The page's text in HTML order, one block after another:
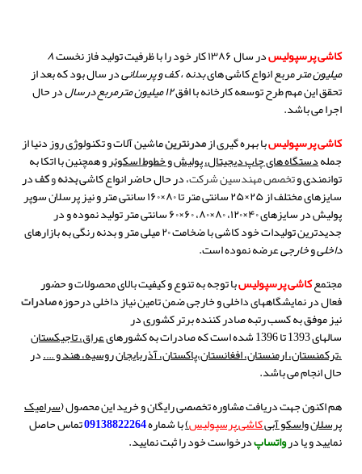
کاشی پرسپولیسدر سال ۱۳۸۶ کار خود را با ظرفیت تولید فاز نخست ۸
میلیون مترمربع انواع کاشی هایبدنه ، کف و پرسلانیدر سال بود که بعد از
تحقق این مهم طرح توسعه کارخانه با افق۱۲ میلیون مترمربع درسال در حال
اجرا می باشد.
کاشی پرسپولیسبا بهره گیری ازمدرنترینماشین آلات و تکنولوژی روز دنیا از
جملهدستگاه های چاپ دیجیتال، پولیش و خطوط اسکوئرو همچنین با اتکا به
توانمندی وتخصص مهندسین شرکت، در حال حاضر انواع کاشیبدنهوکفدر
سایزهای مختلف از ۲۵×۲۵ سانتی متر تا ۸۰×۱۶۰ سانتی متر و نیز پرسلان سوپر
پولیش در سایزهای ۴۰×۱۲۰، ۸۰×۸۰، ۶۰×۶۰ سانتی متر تولید نموده و در
جدیدترین تولیدات خود کاشی با ضخامت ۲۰ میلی متر و بدنه رنگی به بازارهای
داخلیوخارجیعرضه نموده است.
مجتمعکاشی پرسپولیسبا توجه به تنوع و کیفیت بالای محصولات و حضور
فعال در نمایشگاههای داخلی و خارجی ضمن تامین نیاز داخلی درحوزهصادرات
نیز موفق به کسب رتبه صادر کننده برتر کشوری در
سالهای1393تا1396شده است که صادرات به کشورهایعراق، تاجیکستان
،ترکمنستان، ارمنستان، افغانستان،پاکستان، آذربایجان روسیه، هند و ….در
حال انجام می باشد.
هم اکنون جهت دریافت مشاوره تخصصی رایگان و خرید این محصول (سرامیک
پرسلان واسکو آبیکاشیپرسپولیس)با شماره09138822264تماس حاصل
نمایید و یا درواتساپدرخواست خود را ثبت نمایید.